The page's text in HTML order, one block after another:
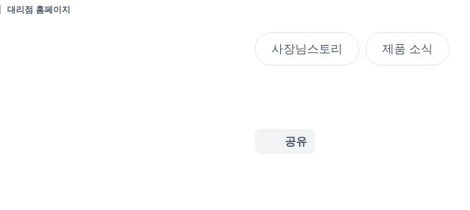
대리점 홈페이지
사장님스토리 제품 소식
공유